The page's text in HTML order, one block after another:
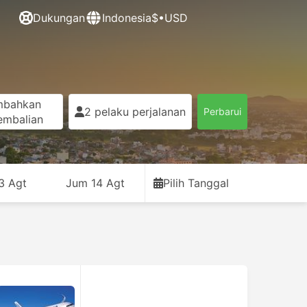
Dukungan Indonesia$•USD
2 pelaku perjalanan Perbarui
Agt Jum 14 Agt Pilih Tanggal